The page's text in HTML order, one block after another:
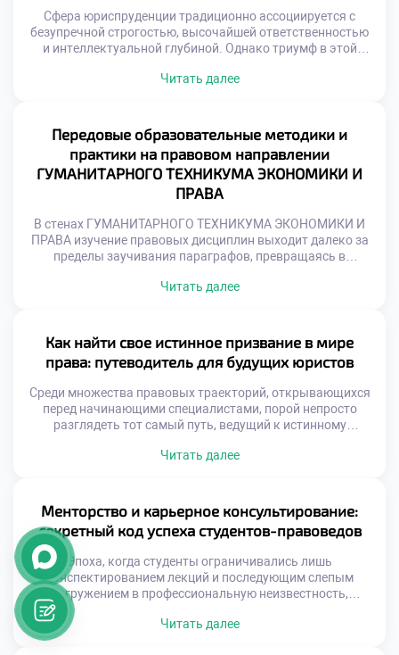
Сфера юриспруденции традиционно ассоциируется с
безупречной строгостью, высочайшей ответственностью
и интеллектуальной глубиной. Однако триумф в этой
знаний законов, но и от таланта виртуозно применять их
надежным трамплином, который позволяет будущим
специалистам заложить фундамент для долгосрочного
профессионального […]
Читать далее
Передовые образовательные методики и
практики на правовом направлении
ГУМАНИТАРНОГО ТЕХНИКУМА ЭКОНОМИКИ И
ПРАВА
В стенах ГУМАНИТАРНОГО ТЕХНИКУМА ЭКОНОМИКИ И
ПРАВА изучение правовых дисциплин выходит далеко за
пределы заучивания параграфов, превращаясь в
юриспруденции. Учащиеся оказываются в среде, где
становится ступенью к будущему профессиональному
триумфу. Именно поэтому осознанная учеба в техникуме
здесь воспринимается не […]
Читать далее
Как найти свое истинное призвание в мире
права: путеводитель для будущих юристов
Среди множества правовых траекторий, открывающихся
перед начинающими специалистами, порой непросто
разглядеть тот самый путь, ведущий к истинному
нормативных актов, а живой, пульсирующий мир
надежным компасом, который помогает студентам не
только освоить законы, но и […]
Читать далее
Менторство и карьерное консультирование:
секретный код успеха студентов-правоведов
Эпоха, когда студенты ограничивались лишь
конспектированием лекций и последующим слепым
погружением в профессиональную неизвестность,
безвозвратно ушла в прошлое. Сегодняшним
начинающим правоведам приходится решать куда более
Читать далее